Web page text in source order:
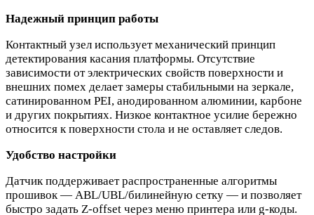
Надежный принцип работы
Контактный узел использует механический принцип
детектирования касания платформы. Отсутствие
зависимости от электрических свойств поверхности и
внешних помех делает замеры стабильными на зеркале,
сатинированном PEI, анодированном алюминии, карбоне
и других покрытиях. Низкое контактное усилие бережно
относится к поверхности стола и не оставляет следов.
Удобство настройки
Датчик поддерживает распространенные алгоритмы
прошивок — ABL/UBL/билинейную сетку — и позволяет
быстро задать Z‑offset через меню принтера или g‑коды.